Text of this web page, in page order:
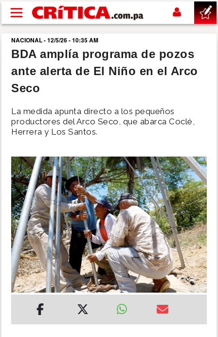
Pasar al contenido principal
buscar
SUCESOS
POLÍTICA
DEPORTES
MUNDO
INSÓLITAS
MULTIMEDIA
IMPRESO
NACIONAL - 12/5/26 - 10:35 AM
BDA amplía programa de pozos
ante alerta de El Niño en el Arco
Seco
La medida apunta directo a los pequeños
productores del Arco Seco, que abarca Coclé,
Herrera y Los Santos.